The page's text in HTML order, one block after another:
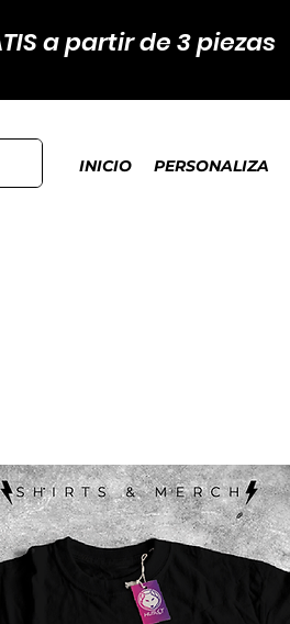
a partir de 3 piezas
INICIO PERSONALIZA